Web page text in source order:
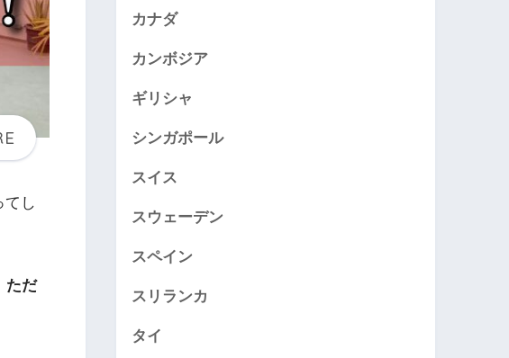
てし
ただ
カナダ
カンボジア
ギリシャ
シンガポール
スイス
スウェーデン
スペイン
スリランカ
タイ